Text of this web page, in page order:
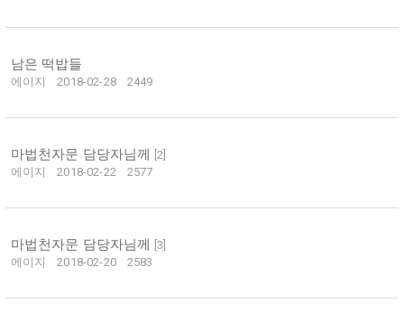
남은 떡밥들
에이지 2018-02-28 2449
마법천자문 담당자님께 2
에이지
2018-02-22 2577
마법천자문 담당자님께 3
에이지
2018-02-20 2583